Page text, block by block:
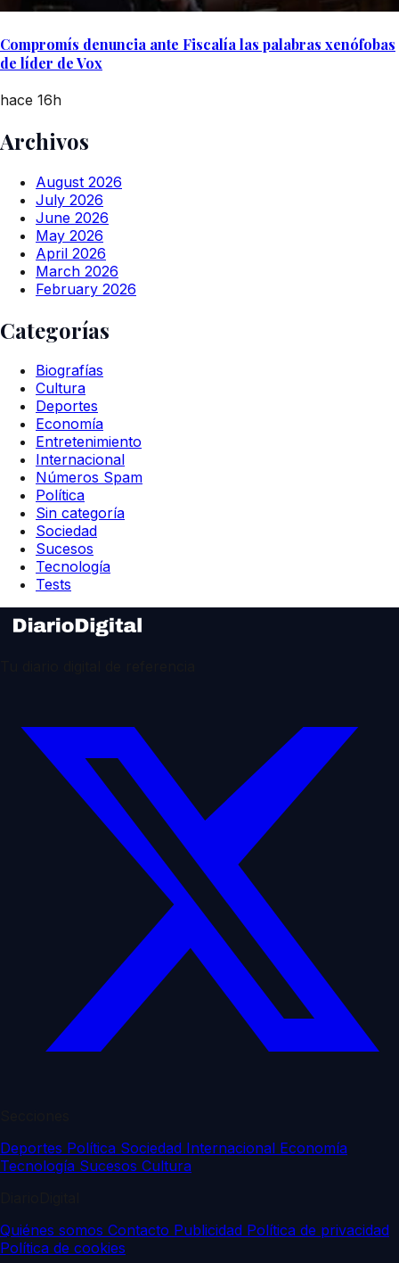
Compromís denuncia ante Fiscalía las palabras xenófobas
de líder de Vox
hace 16h
Archivos
August 2026
July 2026
June 2026
May 2026
April 2026
March 2026
February 2026
Categorías
Biografías
Cultura
Deportes
Economía
Entretenimiento
Internacional
Números Spam
Política
Sin categoría
Sociedad
Sucesos
Tecnología
Tests
Deportes Política Sociedad Internacional Economía
Tecnología Sucesos Cultura
Quiénes somos Contacto Publicidad Política de privacidad
Política de cookies